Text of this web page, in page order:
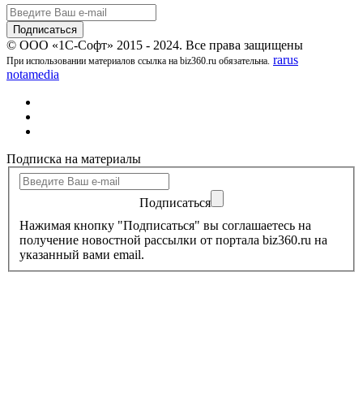
© ООО «1С-Софт» 2015 - 2024. Все права защищены
При использовании материалов ссылка на biz360.ru обязательна. rarus
notamedia
Подписка на материалы
Подписаться
Нажимая кнопку "Подписаться" вы соглашаетесь на
получение новостной рассылки от портала biz360.ru на
указанный вами email.